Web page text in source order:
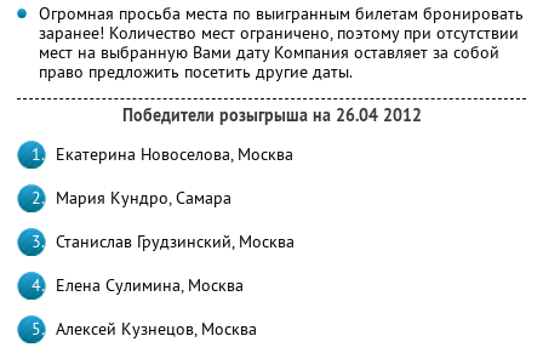
Огромная просьба места по выигранным билетам бронировать
заранее! Количество мест ограничено, поэтому при отсутствии
мест на выбранную Вами дату Компания оставляет за собой
право предложить посетить другие даты.
Победители розыгрыша на 26.04 2012
Екатерина Новоселова, Москва
Мария Кундро, Самара
Станислав Грудзинский, Москва
Елена Сулимина, Москва
Алексей Кузнецов, Москва